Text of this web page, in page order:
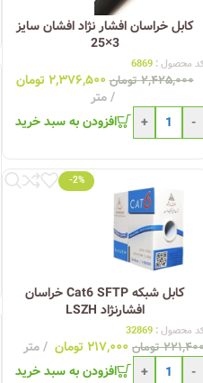
کابل خراسان افشار نژاد افشان سایز
3×25
محصول : 6869
۲,۴۲۵,۰۰۰ تومان ۲,۳۷۶,۵۰۰ تومان
متر
-
+ افزودن به سبد خرید
-2%
کابل شبکه Cat6 SFTP خراسان
افشارنژاد LSZH
محصول : 32869
تومان ۲۱۷,۰۰۰ تومان
متر
-
+ افزودن به سبد خرید